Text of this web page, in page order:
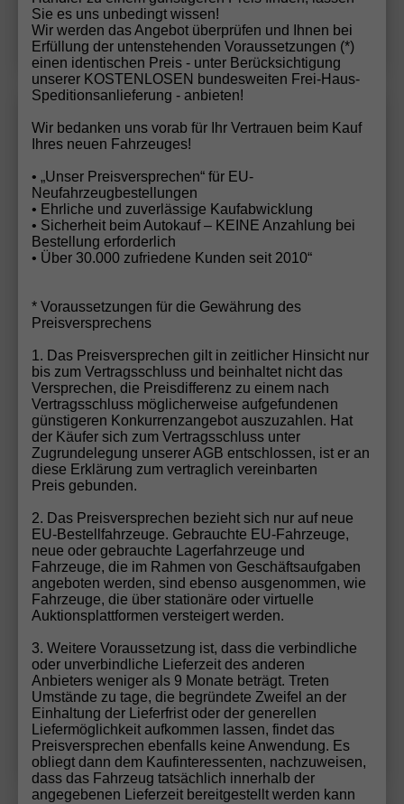
Details
Volkswagen Polo Wir rufen Sie an!
PDF-Datei,
Polo 1.0 MPI
Sofort lieferbar 19.630,– €
incl. 19% MwSt.
ab 152,– € mtl.
5-türig, 1.0 59kW / 80PS, 59 kW (80 PS), 999 cm³,
3 Zylinder, Schalt. 5-Gang, Frontantrieb,
Verbrennungsmotor (ICE), Benzin, Kraftstoffverbrauch
kombiniert 5,3 l/100km (WLTP), CO₂-Emission
kombiniert 121.00 g/km (WLTP), CO₂-Klasse D,
Fahrzeuggarantie vom Hersteller, HU/AU neu,
Nichtraucher-Fahrzeug, Zustand, Beschaffenheit:
Scheckheftgepflegt, Zustand: unfallfrei, Fahrzeugnr.:
60922
Details
Sie es uns unbedingt wissen!
Wir werden das Angebot überprüfen und Ihnen bei
Erfüllung der untenstehenden Voraussetzungen (*)
einen identischen Preis - unter Berücksichtigung
unserer KOSTENLOSEN bundesweiten Frei-Haus-
Speditionsanlieferung - anbieten!
Wir bedanken uns vorab für Ihr Vertrauen beim Kauf
Ihres neuen Fahrzeuges!
• „Unser Preisversprechen“ für EU-
Neufahrzeugbestellungen
• Ehrliche und zuverlässige Kaufabwicklung
• Sicherheit beim Autokauf – KEINE Anzahlung bei
Bestellung erforderlich
• Über 30.000 zufriedene Kunden seit 2010“
* Voraussetzungen für die Gewährung des
Preisversprechens
1. Das Preisversprechen gilt in zeitlicher Hinsicht nur
bis zum Vertragsschluss und beinhaltet nicht das
Versprechen, die Preisdifferenz zu einem nach
Vertragsschluss möglicherweise aufgefundenen
günstigeren Konkurrenzangebot auszuzahlen. Hat
der Käufer sich zum Vertragsschluss unter
Zugrundelegung unserer AGB entschlossen, ist er an
diese Erklärung zum vertraglich vereinbarten
Preis gebunden.
2. Das Preisversprechen bezieht sich nur auf neue
EU-Bestellfahrzeuge. Gebrauchte EU-Fahrzeuge,
neue oder gebrauchte Lagerfahrzeuge und
Fahrzeuge, die im Rahmen von Geschäftsaufgaben
angeboten werden, sind ebenso ausgenommen, wie
Fahrzeuge, die über stationäre oder virtuelle
Auktionsplattformen versteigert werden.
3. Weitere Voraussetzung ist, dass die verbindliche
oder unverbindliche Lieferzeit des anderen
Anbieters weniger als 9 Monate beträgt. Treten
Umstände zu tage, die begründete Zweifel an der
Einhaltung der Lieferfrist oder der generellen
Liefermöglichkeit aufkommen lassen, findet das
Preisversprechen ebenfalls keine Anwendung. Es
obliegt dann dem Kaufinteressenten, nachzuweisen,
dass das Fahrzeug tatsächlich innerhalb der
angegebenen Lieferzeit bereitgestellt werden kann